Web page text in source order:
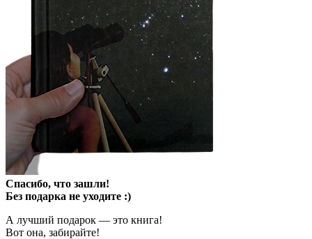
Спасибо, что зашли!
Без подарка не уходите :)
А лучший подарок — это книга!
Вот она, забирайте!